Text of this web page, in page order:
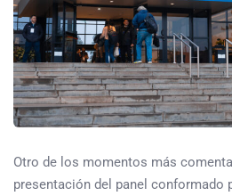
Otro de los momentos más
presentación del panel conformado